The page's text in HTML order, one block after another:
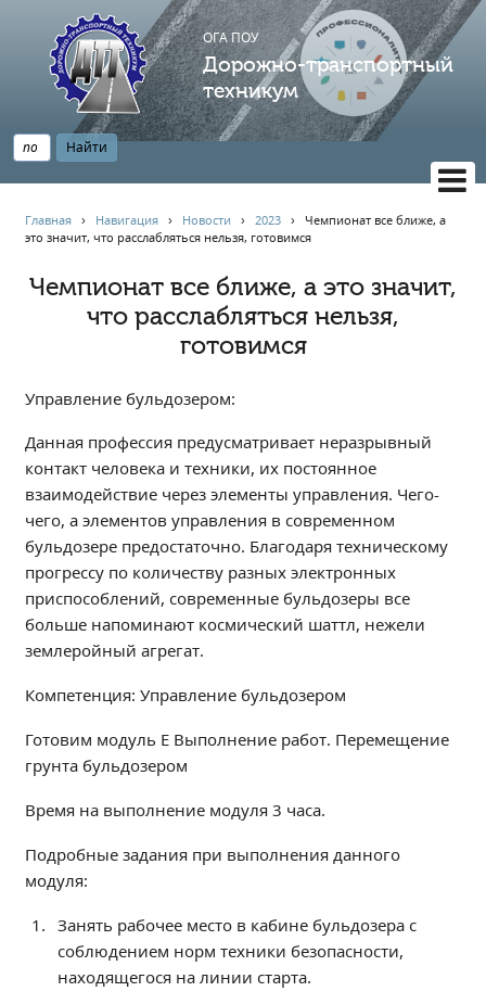
ОГА ПОУ
Дорожно-транспортный
техникум
НАВИГАЦИЯ
Главная
Профессионалитет
Новости
Наблюдательный совет
Информация
Независимая оценка качества
Профориентация
Обращения онлайн
Контакты
Региональный центр по профилактике ДДТТ
Учебно-производственный комплекс
Центр карьеры
Всероссийское чемпионатное движение
СВЕДЕНИЯ ОБ ОБРАЗОВАТЕЛЬНОЙ ОРГАНИЗАЦИИ
Основные сведения
организацией
Документы
Главная › Навигация › Новости ›2023 ›Чемпионат все ближе, а
это значит, что расслабляться нельзя, готовимся
Чемпионат все ближе, а это значит,
что расслабляться нельзя,
готовимся
Управление бульдозером:
Данная профессия предусматривает неразрывный
контакт человека и техники, их постоянное
взаимодействие через элементы управления. Чего-
чего, а элементов управления в современном
бульдозере предостаточно. Благодаря техническому
прогрессу по количеству разных электронных
приспособлений, современные бульдозеры все
больше напоминают космический шаттл, нежели
землеройный агрегат.
Компетенция: Управление бульдозером
Готовим модуль Е Выполнение работ. Перемещение
грунта бульдозером
Время на выполнение модуля 3 часа.
Подробные задания при выполнения данного
модуля:
Занять рабочее место в кабине бульдозера с
соблюдением норм техники безопасности,
находящегося на линии старта.